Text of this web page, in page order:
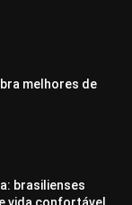
melhores de
brasilienses
vida confortável